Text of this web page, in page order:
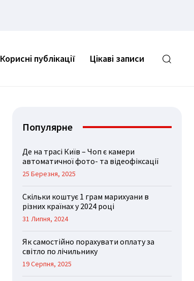
Корисні публікації Цікаві записи
Популярне
Де на трасі Київ – Чоп є камери
автоматичної фото- та відеофіксації
25 Березня, 2025
Скільки коштує 1 грам марихуани в
різних країнах у 2024 році
31 Липня, 2024
Як самостійно порахувати оплату за
світло по лічильнику
19 Серпня, 2025